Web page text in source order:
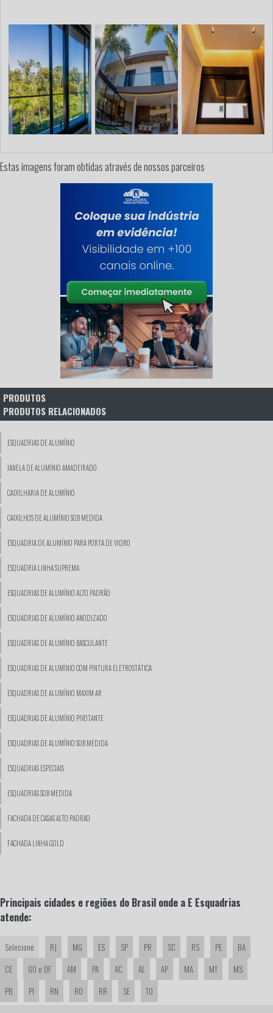
Estas imagens foram obtidas através de nossos parceiros
PRODUTOS
PRODUTOS RELACIONADOS
ESQUADRIAS DE ALUMÍNIO
JANELA DE ALUMÍNIO AMADEIRADO
CAIXILHARIA DE ALUMÍNIO
CAIXILHOS DE ALUMÍNIO SOB MEDIDA
ESQUADRIA DE ALUMÍNIO PARA PORTA DE VIDRO
ESQUADRIA LINHA SUPREMA
ESQUADRIAS DE ALUMÍNIO ALTO PADRÃO
ESQUADRIAS DE ALUMÍNIO ANODIZADO
ESQUADRIAS DE ALUMÍNIO BASCULANTE
ESQUADRIAS DE ALUMÍNIO COM PINTURA ELETROSTÁTICA
ESQUADRIAS DE ALUMÍNIO MAXIM AR
ESQUADRIAS DE ALUMÍNIO PIVOTANTE
ESQUADRIAS DE ALUMÍNIO SOB MEDIDA
ESQUADRIAS ESPECIAIS
ESQUADRIAS SOB MEDIDA
FACHADA DE CASAS ALTO PADRAO
FACHADA LINHA GOLD
FACHADAS DE CASAS COM ESQUADRIAS DE ALUMÍNIO
INSTALAÇÃO DE JANELAS
INSTALAÇÃO DE PORTAS
JANELA COM PERSIANA INTEGRADA ALUMÍNIO
Principais cidades e regiões do Brasil onde a E Esquadrias
atende:
Selecione RJ MG ES SP PR SC RS PE
BA
CE
GO e DF AM PA AC AL AP MA MT
MS
PB
PI RN RO RR SE TO